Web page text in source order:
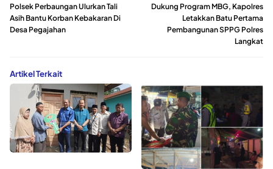
Polsek Perbaungan Ulurkan Tali
Asih Bantu Korban Kebakaran Di
Desa Pegajahan
Dukung Program MBG, Kapolres
Letakkan Batu Pertama
Pembangunan SPPG Polres
Langkat
Artikel Terkait